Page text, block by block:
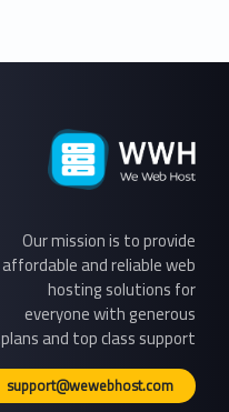
Our mission is to provide
affordable and reliable web
hosting solutions for
everyone with generous
plans and top class support.
support@wewebhost.com